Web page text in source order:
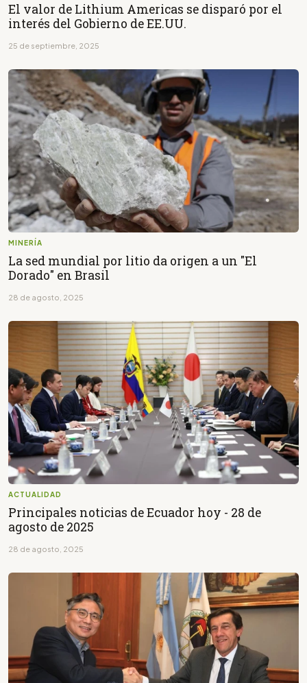
El valor de Lithium Americas se disparó por el
interés del Gobierno de EE.UU.
25 de septiembre, 2025
MINERÍA
La sed mundial por litio da origen a un "El
Dorado" en Brasil
28 de agosto, 2025
ACTUALIDAD
Principales noticias de Ecuador hoy - 28 de
agosto de 2025
28 de agosto, 2025